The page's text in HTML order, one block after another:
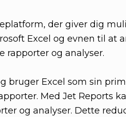
der giver dig
Excel og evnen til at
rapporter og analyser.
bruger Excel som sin
Med Jet Reports
og analyser. Dette